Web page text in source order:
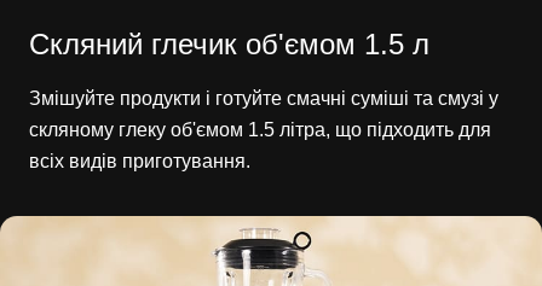
Скляний глечик об'ємом 1.5 л
Змішуйте продукти і готуйте смачні суміші та смузі у
скляному глеку об'ємом 1.5 літра, що підходить для
всіх видів приготування.